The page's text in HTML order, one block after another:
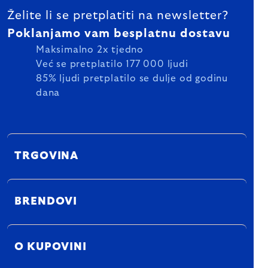
Želite li se pretplatiti na newsletter?
Poklanjamo vam besplatnu dostavu
Maksimalno 2x tjedno
Već se pretplatilo 177 000 ljudi
85% ljudi pretplatilo se dulje od godinu
dana
TRGOVINA
BRENDOVI
O KUPOVINI